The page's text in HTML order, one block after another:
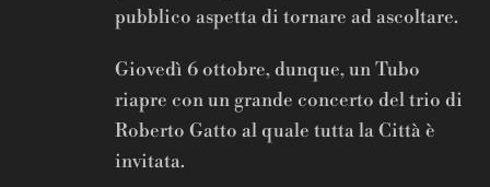
pubblico aspetta di tornare ad ascoltare.
Giovedì 6 ottobre, dunque, un Tubo
riapre con un grande concerto del trio di
Roberto Gatto al quale tutta la Città è
invitata.